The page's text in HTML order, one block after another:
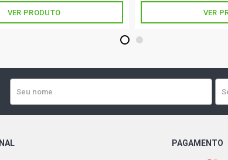
VER PRODUTO VER
1 2
PAGAMENTO